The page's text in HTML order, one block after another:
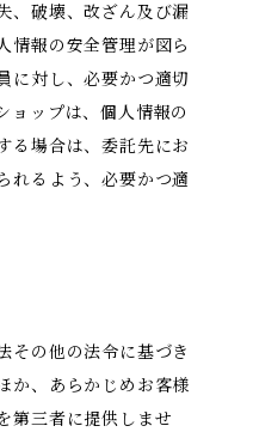
、破壊、改ざん及び漏
情報の安全管理が図ら
に対し、必要かつ適切
ョップは、個人情報の
る場合は、委託先にお
れるよう、必要かつ適
その他の法令に基づき
か、あらかじめお客様
第三者に提供しませ